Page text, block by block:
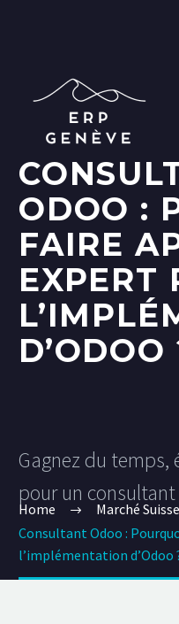
ODOO :
FAIRE
EXPERT
D’ODOO
Gagnez du temps,
pour un consultant
Home
Marché Suisse
Consultant Odoo :
l’implémentation d’Odoo